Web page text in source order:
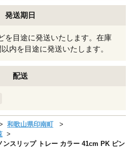
発送期日
を目途に発送いたします。在庫
内を目途に発送いたします。
配送
和歌山県印南町
ンスリップ トレー カラー 41cm PK ピン